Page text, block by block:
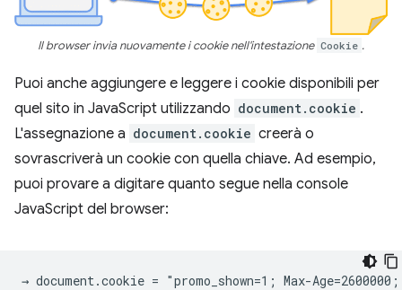
Il browser invia nuovamente i cookie nell'intestazione Cookie .
Puoi anche aggiungere e leggere i cookie disponibili per
quel sito in JavaScript utilizzando document.cookie .
L'assegnazione a document.cookie creerà o
sovrascriverà un cookie con quella chiave. Ad esempio,
puoi provare a digitare quanto segue nella console
JavaScript del browser:
→ document.cookie = "promo_shown=1; Max-